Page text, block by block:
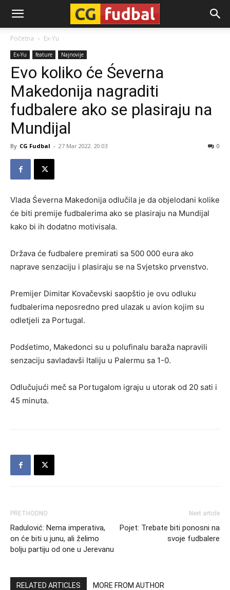
CG-
Fudbal
Početna Ex-Yu
Ex-Yu feature Najnovije
Evo koliko će Śeverna
Makedonija nagraditi
fudbalere ako se plasiraju na
Mundijal
By CG Fudbal - 27 Mar 2022. 20:03 0
Vlada Śeverna Makedonija odlučila je da objelodani kolike
će biti premije fudbalerima ako se plasiraju na Mundijal
kako bi ih dodatno motivisala.
Država će fudbalere premirati sa 500 000 eura ako
naprave senzaciju i plasiraju se na Svjetsko prvenstvo.
Premijer Dimitar Kovačevski saopštio je ovu odluku
fudbalerima neposredno pred ulazak u avion kojim su
odletjeli za Portugal.
Podśetimo, Makedonci su u polufinalu baraža napravili
senzaciju savladavši Italiju u Palermu sa 1-0.
Odlučujući meč sa Portugalom igraju u utorak od 20 sati i
45 minuta.
PRETHODNO
Radulović: Nema imperativa,
on će biti u junu, ali želimo
bolju partiju od one u Jerevanu
Next article
Pojet: Trebate biti ponosni na
svoje fudbalere
RELATED ARTICLES MORE FROM AUTHOR